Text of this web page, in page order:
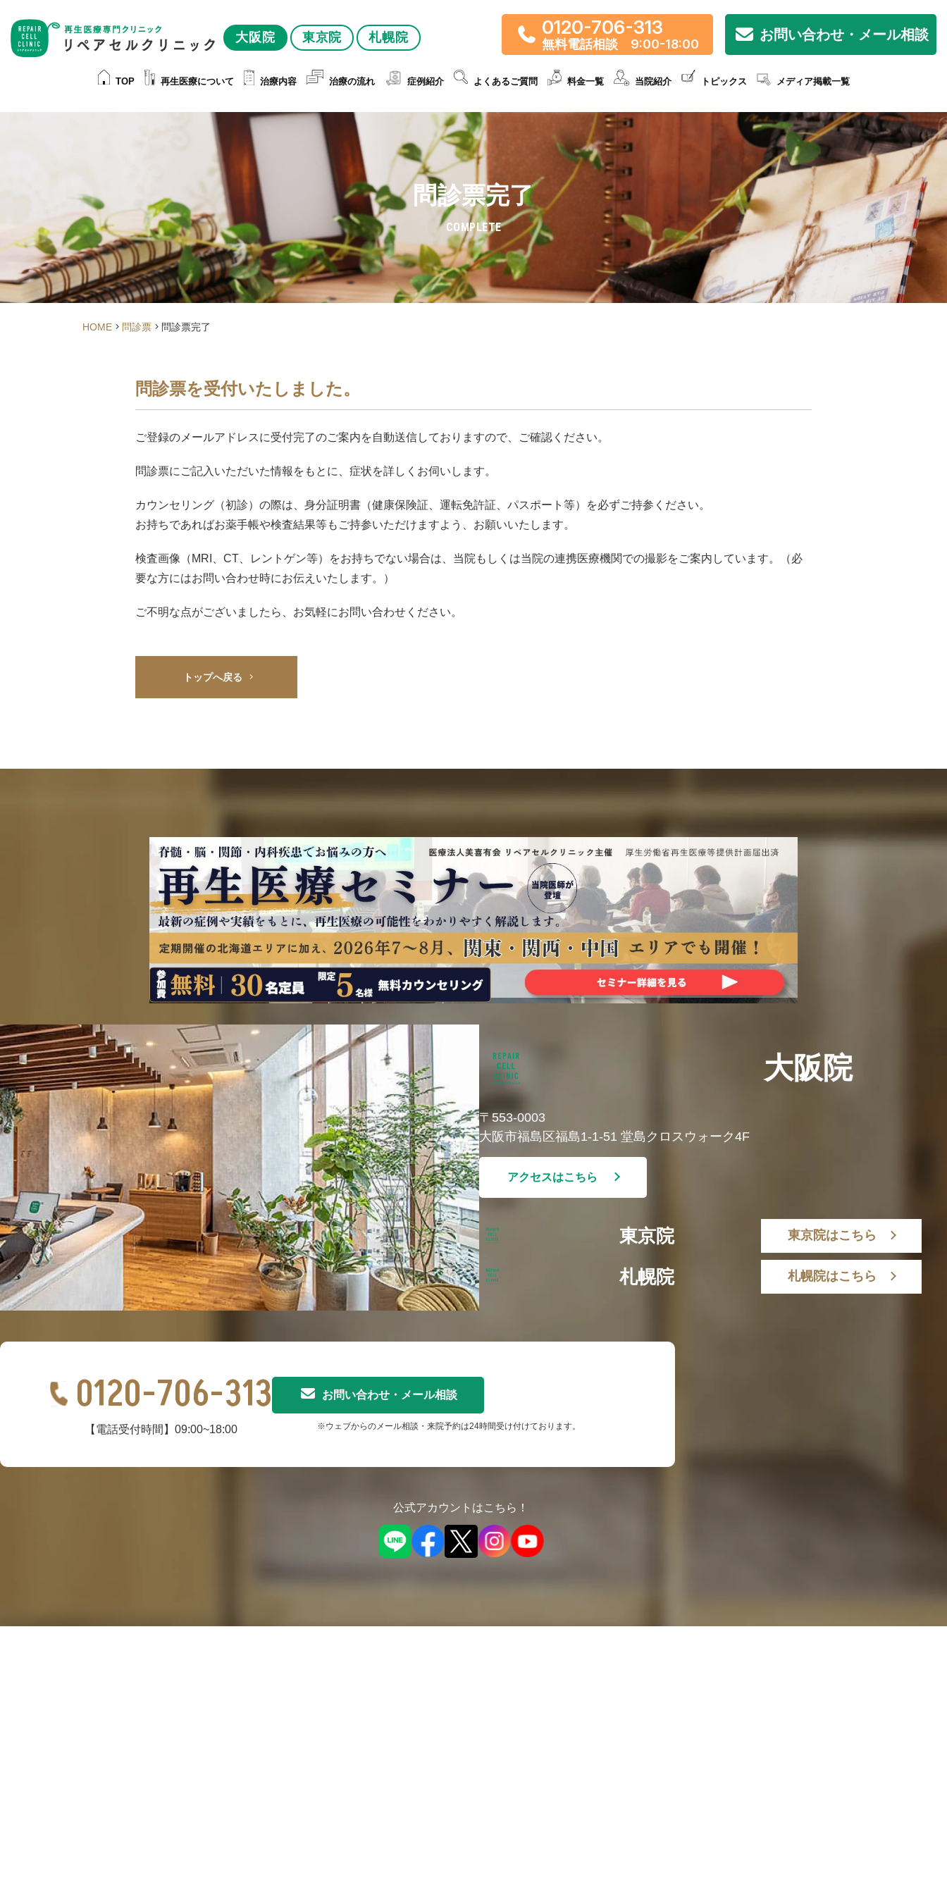
大阪院 東京院 札幌院 0120-706-313
無料電話相談 9:00-18:00
お問い合わせ・メール相談
TOP 再生医療について 治療内容 治療の流れ 症例紹介 よくあるご質問 料金一覧 当院紹介 トピックス メディア掲載一覧
問診票完了
COMPLETE
HOME 問診票 問診票完了
問診票を受付いたしました。
ご登録のメールアドレスに受付完了のご案内を自動送信しておりますので、ご確認ください。
問診票にご記入いただいた情報をもとに、症状を詳しくお伺いします。
カウンセリング（初診）の際は、身分証明書（健康保険証、運転免許証、パスポート等）を必ずご持参ください。
お持ちであればお薬手帳や検査結果等もご持参いただけますよう、お願いいたします。
検査画像（MRI、CT、レントゲン等）をお持ちでない場合は、当院もしくは当院の連携医療機関での撮影をご案内しています。（必
要な方にはお問い合わせ時にお伝えいたします。）
ご不明な点がございましたら、お気軽にお問い合わせください。
トップへ戻る
大阪院
〒553-0003
大阪市福島区福島1-1-51 堂島クロスウォーク4F
アクセスはこちら
東京院 東京院はこちら
札幌院 札幌院はこちら
0120-706-313
【電話受付時間】09:00~18:00
お問い合わせ・メール相談
※ウェブからのメール相談・来院予約は24時間受け付けております。
公式アカウントはこちら！